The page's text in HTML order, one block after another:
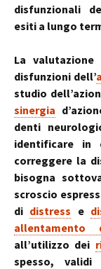
disfunzionali
esiti a lungo
La valutazione
disfunzioni dell’
studio
sinergia
denti
identificare in
correggere la
bisogna
scroscio
di distress e
allentamento
all’utilizzo dei
spesso,